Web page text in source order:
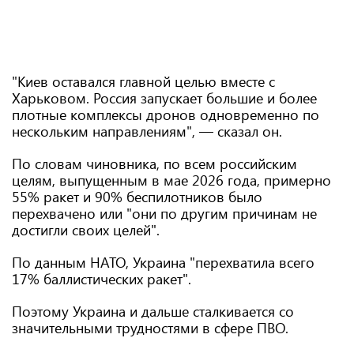
"Киев оставался главной целью вместе с
Харьковом. Россия запускает большие и более
плотные комплексы дронов одновременно по
нескольким направлениям", — сказал он.
По словам чиновника, по всем российским
целям, выпущенным в мае 2026 года, примерно
55% ракет и 90% беспилотников было
перехвачено или "они по другим причинам не
достигли своих целей".
По данным НАТО, Украина "перехватила всего
17% баллистических ракет".
Поэтому Украина и дальше сталкивается со
значительными трудностями в сфере ПВО.